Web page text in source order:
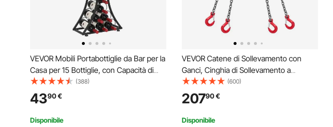
VEVOR Mobili Portabottiglie da Bar per la
Casa per 15 Bottiglie, con Capacità di
Carico Totale di 20 kg, Portabottiglie
Indipendente in Legno di Ferro per
Cucina, Cantina, Bar, Soggiorno, Nero
(388)
4390€
Disponibile
VEVOR Catene di Sollevamento con
Ganci, Cinghia di Sollevamento a
Catena, 10 mm x 3 m con Ganci di Presa
a 4 Gambe, Catena per Gru in Lega di
Acciaio G80, Capacità di 10,4 T, per
Traino del Carico
(600)
20790€
Disponibile